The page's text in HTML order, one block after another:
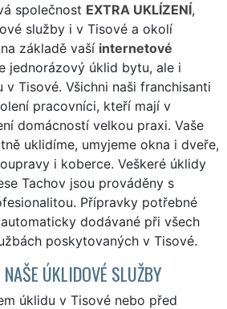
společnost EXTRA UKLÍZENÍ,
služby i v Tisové a okolí
základě vaší internetové
jednorázový úklid bytu, ale i
Tisové. Všichni naši franchisanti
pracovníci, kteří mají v
domácností velkou praxi. Vaše
uklidíme, umyjeme okna i dveře,
i koberce. Veškeré úklidy
Tachov jsou prováděny s
Přípravky potřebné
dodávané při všech
poskytovaných v Tisové.
ÚKLIDOVÉ SLUŽBY
úklidu v Tisové nebo před